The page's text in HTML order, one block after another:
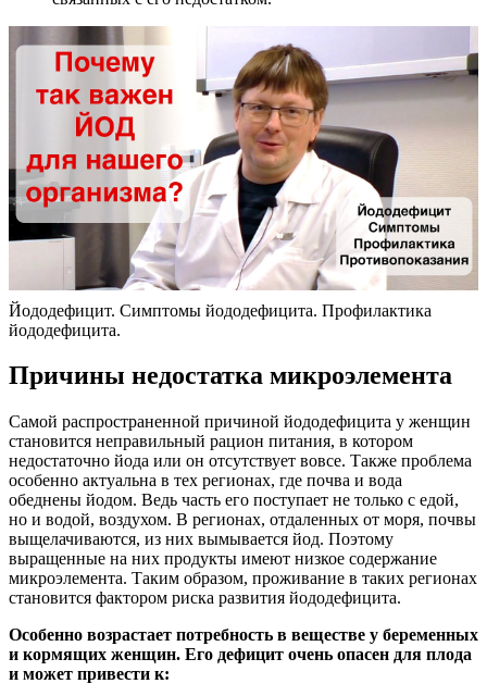
Йододефицит. Симптомы йододефицита. Профилактика
йододефицита.
Причины недостатка микроэлемента
Самой распространенной причиной йододефицита у женщин
становится неправильный рацион питания, в котором
недостаточно йода или он отсутствует вовсе. Также проблема
особенно актуальна в тех регионах, где почва и вода
обеднены йодом. Ведь часть его поступает не только с едой,
но и водой, воздухом. В регионах, отдаленных от моря, почвы
выщелачиваются, из них вымывается йод. Поэтому
выращенные на них продукты имеют низкое содержание
микроэлемента. Таким образом, проживание в таких регионах
становится фактором риска развития йододефицита.
Особенно возрастает потребность в веществе у беременных
и кормящих женщин. Его дефицит очень опасен для плода
и может привести к: